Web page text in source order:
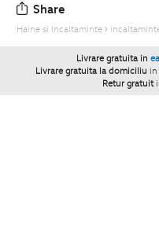
Share
Haine si Incaltaminte
Livrare gratuita in
Livrare gratuita la domiciliu
Retur gratuit